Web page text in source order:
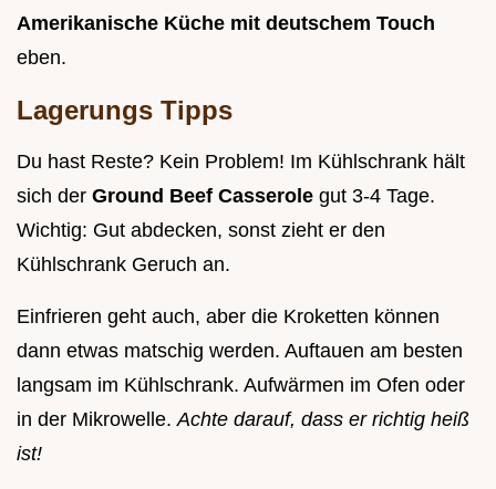
Amerikanische Küche mit deutschem Touch
eben.
Lagerungs Tipps
Du hast Reste? Kein Problem! Im Kühlschrank hält
sich der Ground Beef Casserole gut 3-4 Tage.
Wichtig: Gut abdecken, sonst zieht er den
Kühlschrank Geruch an.
Einfrieren geht auch, aber die Kroketten können
dann etwas matschig werden. Auftauen am besten
langsam im Kühlschrank. Aufwärmen im Ofen oder
in der Mikrowelle. Achte darauf, dass er richtig heiß
ist!